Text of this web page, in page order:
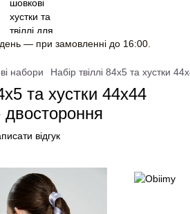
— при замовленні до 16:00.
набори Набір твіллі 84x5 та хустки
та хустки 44x44
відгук